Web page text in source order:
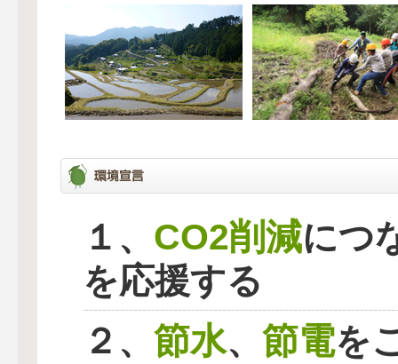
１、 CO2削減につ
を応援する
２、 節水、 節電を